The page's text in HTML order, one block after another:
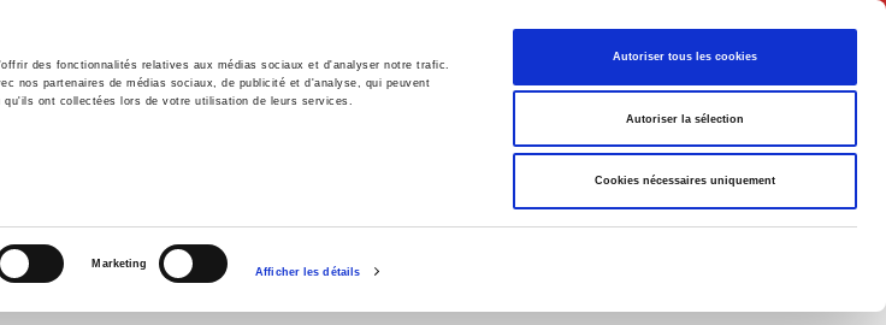
des fonctionnalités relatives aux médias sociaux et d'analyser notre trafic.
nos partenaires de médias sociaux, de publicité et d'analyse, qui peuvent
ont collectées lors de votre utilisation de leurs services.
Marketing
Afficher les détails
Autoriser tous les cookies
Autoriser la sélection
Cookies nécessaires uniquement
Français
Histoire International